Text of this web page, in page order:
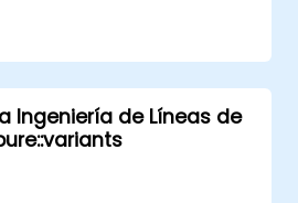
clave de la
de productos; Modelar la
de productos, con o
Implementar un proceso
definición de variabilidad
del producto; Y evaluar los
Ingeniería de Líneas de